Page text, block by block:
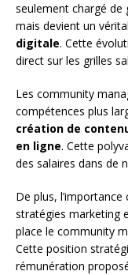
seulement chargé de
mais devient un
digitale. Cette
direct sur les grilles
Les community
compétences plus
création de
en ligne. Cette
des salaires dans de
De plus,
stratégies marketing
place le community
Cette position
rémunération